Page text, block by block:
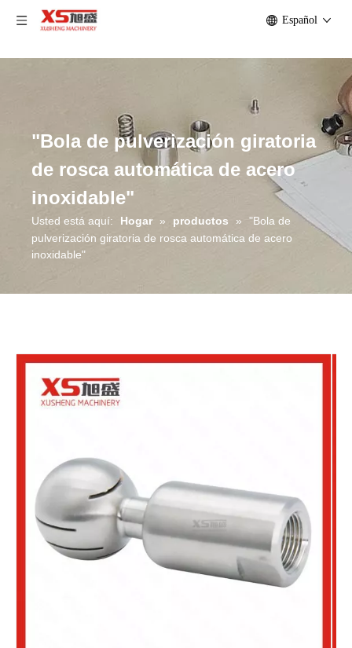
Español
"Bola de pulverización giratoria
de rosca automática de acero
inoxidable"
Usted está aquí: Hogar » productos »
"Bola de
pulverización giratoria de rosca automática de acero
inoxidable"